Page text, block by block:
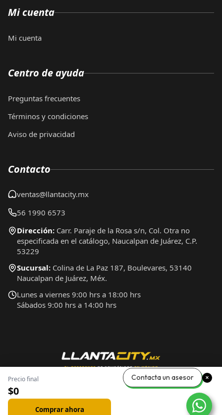
Precio final
$0
Comprar ahora
Mi cuenta
Mi cuenta
Centro de ayuda
Preguntas frecuentes
Términos y condiciones
Aviso de privacidad
Contacto
ventas@llantacity.mx
56 1990 6573
Dirección: Carr. Paraje de la Rosa s/n, Col. Otra no
especificada en el catálogo, Naucalpan de Juárez, C.P.
53229
Sucursal: Colina de La Paz 187, Boulevares, 53140
Naucalpan de Juárez, Méx.
Lunes a viernes 9:00 hrs a 18:00 hrs
Sábados 9:00 hrs a 14:00 hrs
Contacta un asesor